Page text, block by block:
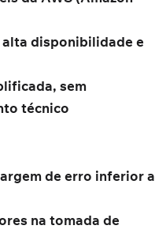
disponibilidade e
sem
técnico
de erro inferior a
na tomada de